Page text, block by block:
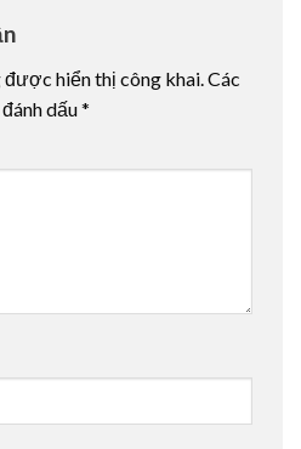
được hiển thị công khai.Các
dấu*